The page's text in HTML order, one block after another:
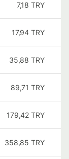
7,18 TRY
17,94 TRY
35,88 TRY
89,71 TRY
179,42 TRY
358,85 TRY